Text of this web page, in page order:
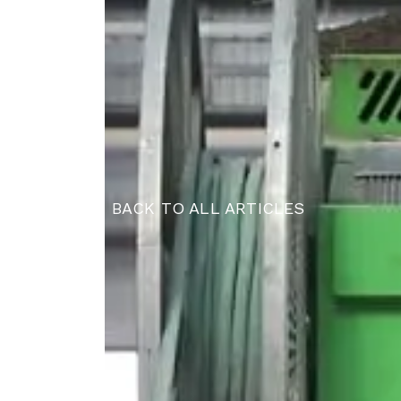
BACK TO ALL ARTICLES